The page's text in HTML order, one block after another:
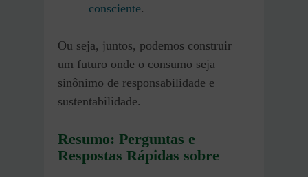
consciente.
Ou seja, juntos, podemos construir
um futuro onde o consumo seja
sinônimo de responsabilidade e
sustentabilidade.
Resumo: Perguntas e
Respostas Rápidas sobre